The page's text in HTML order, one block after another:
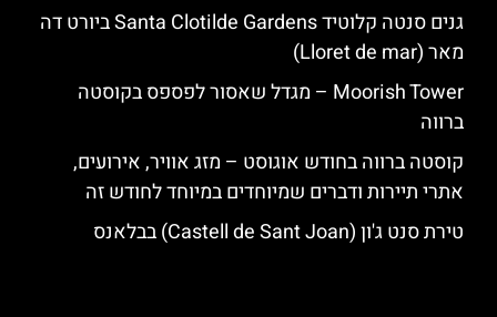
גנים סנטה קלוטיד Santa Clotilde Gardens ביורט דה
מאר (Lloret de mar)
‪‪Moorish Tower‬‬ – מגדל שאסור לפספס בקוסטה
ברווה
קוסטה ברווה בחודש אוגוסט – מזג אוויר, אירועים,
אתרי תיירות ודברים שמיוחדים במיוחד לחודש זה
טירת סנט ג'ון (Castell de Sant Joan) בבלאנס